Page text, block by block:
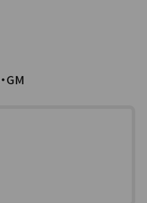
GM